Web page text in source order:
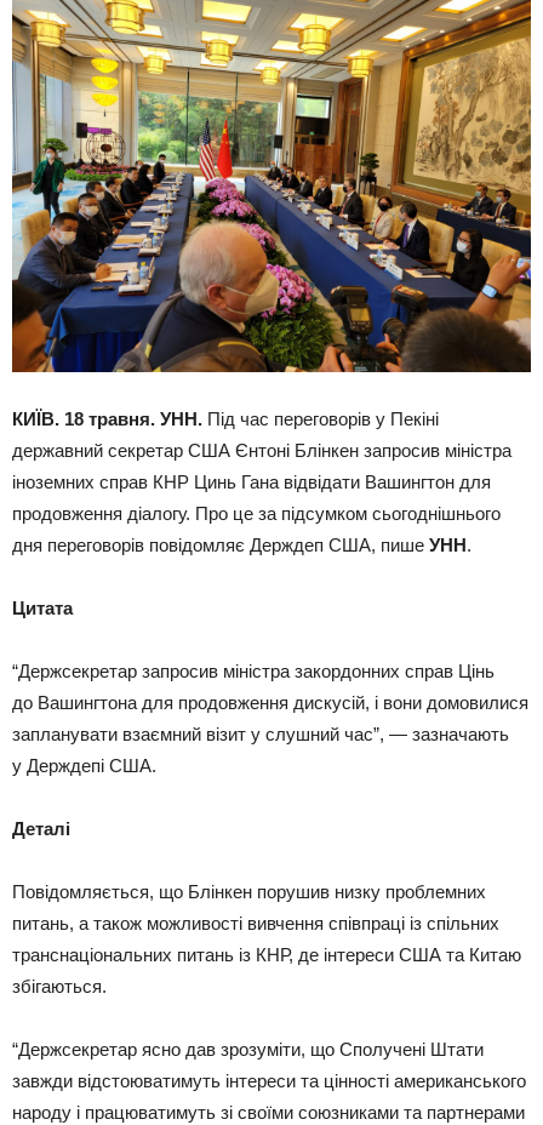
КИЇВ. 18 травня. УНН. Під час переговорів у Пекіні
державний секретар США Єнтоні Блінкен запросив міністра
іноземних справ КНР Цинь Гана відвідати Вашингтон для
продовження діалогу. Про це за підсумком сьогоднішнього
дня переговорів повідомляє Держдеп США, пише УНН.
Цитата
“Держсекретар запросив міністра закордонних справ Цінь
до Вашингтона для продовження дискусій, і вони домовилися
запланувати взаємний візит у слушний час”, — зазначають
у Держдепі США.
Деталі
Повідомляється, що Блінкен порушив низку проблемних
питань, а також можливості вивчення співпраці із спільних
транснаціональних питань із КНР, де інтереси США та Китаю
збігаються.
“Держсекретар ясно дав зрозуміти, що Сполучені Штати
завжди відстоюватимуть інтереси та цінності американського
народу і працюватимуть зі своїми союзниками та партнерами